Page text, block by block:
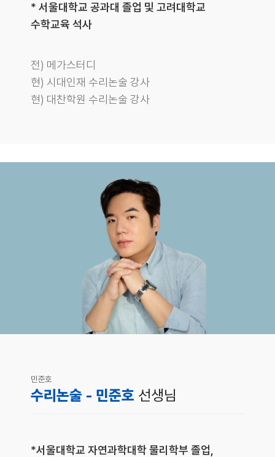
* 서울대학교 공과대 졸업 및 고려대학교
수학교육 석사
전) 메가스터디
현) 시대인재 수리논술 강사
현) 대찬학원 수리논술 강사
민준호
수리논술 - 민준호 선생님
*서울대학교 자연과학대학 물리학부 졸업,